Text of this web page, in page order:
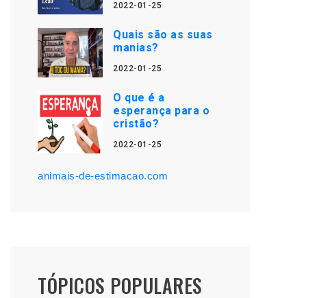
2022-01-25
Quais são as suas
manias?
2022-01-25
O que é a
esperança para o
cristão?
2022-01-25
animais-de-estimacao.com
TÓPICOS POPULARES